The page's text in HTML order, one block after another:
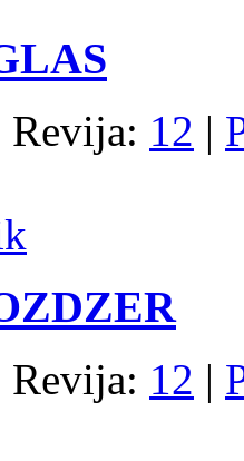
Revija: 12 |
Revija: 12 |